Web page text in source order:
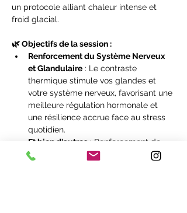
un protocole alliant chaleur intense et
froid glacial.
🌿 Objectifs de la session :
Renforcement du Système Nerveux
et Glandulaire : Le contraste
thermique stimule vos glandes et
votre système nerveux, favorisant une
meilleure régulation hormonale et
une résilience accrue face au stress
quotidien.
Et bien d'autres : Renforcement de
l’immunité, stimulation de l’énergie